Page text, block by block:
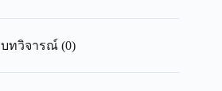
บทวิจารณ์ (0)